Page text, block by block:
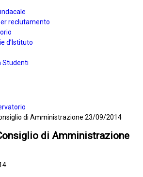
reclutamento
d’Istituto
Studenti
di Amministrazione 23/09/2014
di Amministrazione